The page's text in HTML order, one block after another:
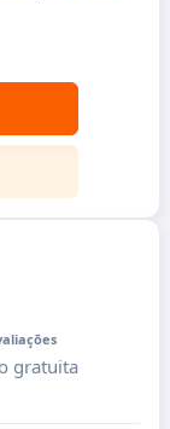
gratuita